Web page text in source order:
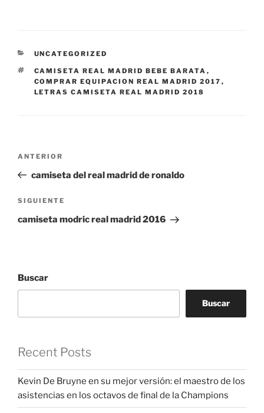
CATEGORÍAS
UNCATEGORIZED
ETIQUETAS
CAMISETA REAL MADRID BEBE BARATA ,
COMPRAR EQUIPACION REAL MADRID 2017 ,
LETRAS CAMISETA REAL MADRID 2018
entradas
Entrada
anterior:
ANTERIOR
camiseta del real madrid de ronaldo
Siguiente
entrada
SIGUIENTE
camiseta modric real madrid 2016
Buscar
Buscar
Recent Posts
Kevin De Bruyne en su mejor versión: el maestro de los
asistencias en los octavos de final de la Champions